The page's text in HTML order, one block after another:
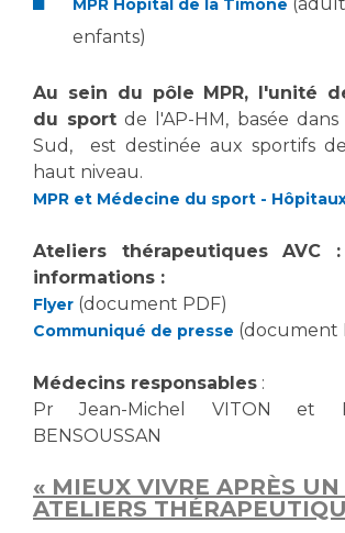
Qualité
Nos indicateurs qualité et de sécurité
Sécurité
Les recherches en santé à
Lieu de santé sans tabac
Liste des marchés conclus
Documents utiles
MPR Hôpital de la Timone
enfants)
Au sein du pôle MPR, l'unité
du sport de l'AP-HM, basée
Sud, est destinée aux sportifs
haut niveau.
MPR et Médecine du sport -
Ateliers thérapeutiques AVC
informations :
Flyer (document PDF)
Communiqué de presse (document
Médecins responsables :
Pr Jean-Michel VITON et
BENSOUSSAN
« MIEUX VIVRE APRÈS UN
ATELIERS